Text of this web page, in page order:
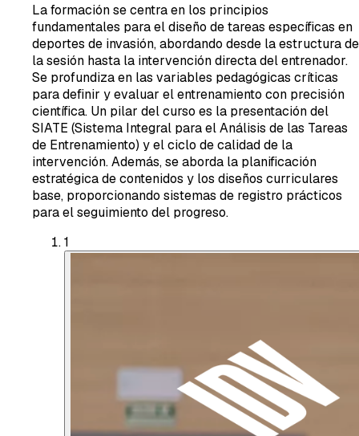
La formación se centra en los principios
fundamentales para el diseño de tareas específicas en
deportes de invasión, abordando desde la estructura de
la sesión hasta la intervención directa del entrenador.
Se profundiza en las variables pedagógicas críticas
para definir y evaluar el entrenamiento con precisión
científica. Un pilar del curso es la presentación del
SIATE (Sistema Integral para el Análisis de las Tareas
de Entrenamiento) y el ciclo de calidad de la
intervención. Además, se aborda la planificación
estratégica de contenidos y los diseños curriculares
base, proporcionando sistemas de registro prácticos
para el seguimiento del progreso.
1